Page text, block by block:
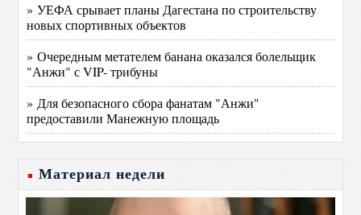
» УЕФА срывает планы Дагестана по строительству
новых спортивных объектов
» Очередным метателем банана оказался болельщик
"Анжи" с VIP- трибуны
» Для безопасного сбора фанатам "Анжи"
предоставили Манежную площадь
Материал недели